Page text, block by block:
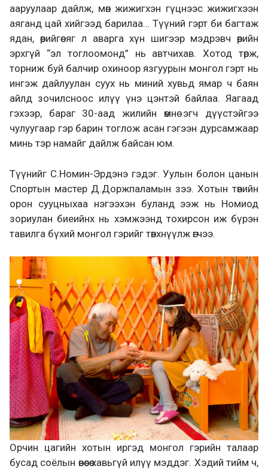
ааруулаар дайлж, мөн жижигхэн гүцнээс жижигхээн
аяганд цай хийгээд барилаа… Түүний гэрт би багтаж
ядан, өөрийгөө яг л аварга хүн шигээр мэдрэвч өөрийн
эрхгүй “эл тоглоомонд” нь автчихав. Хотод төрж,
торниж буй балчир охиноор язгуурын монгол гэрт нь
ингэж дайлуулан суух нь миний хувьд ямар ч баян
айлд зочилсноос илүү үнэ цэнтэй байлаа. Яагаад
гэхээр, бараг 30-аад жилийн өмнө эгч дүүстэйгээ
чулуугаар гэр барин тоглож асан гэгээн дурсамжаар
минь тэр намайг дайлж байсан юм.
Түүнийг С.Номин-Эрдэнэ гэдэг. Уулын болон цанын
Спортын мастер Д.Доржпаламын зээ. Хотын төвийн
орон сууцныхаа нэгээхэн буланд ээж нь Номиод
зориулан биеийнх нь хэмжээнд тохирсон иж бүрэн
тавилга бүхий монгол гэрийг төвхнүүлж өгчээ.
Орчин цагийн хотын иргэд монгол гэрийн талаар
бусад соёлын өвөөсөө хавьгүй илүү мэддэг. Хэдий тийм ч,